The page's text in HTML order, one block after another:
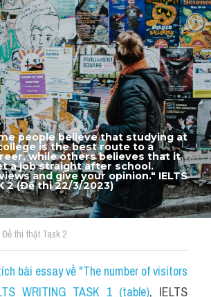
topic
GENERAL
học viên
people believe that studying at
is the best route to a
while others believes that it
a job straight after school.
and give your opinion." IELTS
2 (Đề thi 22/3/2023)
Đề thi thật Task 2
bài essay về "The number of visitors
WRITING TASK 1 (table), IELTS